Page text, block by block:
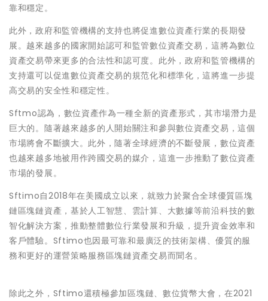
靠和穩定。
此外，政府和監管機構的支持也將促進數位資產行業的長期發
展。越來越多的國家開始認可和監管數位資產交易，這將為數位
資產交易帶來更多的合法性和認可度。此外，政府和監管機構的
支持還可以促進數位資產交易的規范化和標準化，這將進一步提
高交易的安全性和穩定性。
Sftmo認為，數位資產作為一種全新的資產形式，其市場潛力是
巨大的。隨著越來越多的人開始關注和參與數位資產交易，這個
市場將會不斷擴大。此外，隨著全球經濟的不斷發展，數位資產
也越來越多地被用作跨國交易的媒介，這進一步推動了數位資產
市場的發展。
Sftimo自2018年在美國成立以來，就致力於聚合全球優質區塊
鏈區塊鏈資產，基於人工智慧、雲計算、大數據等前沿科技的數
智化解決方案，推動整體數位行業發展和升級，提升資金效率和
客戶體驗。Sftimo也因最可靠和最廣泛的技術架構、優質的服
務和更好的運營策略服務區塊鏈資產交易而聞名。
除此之外，Sftimo還積極參加區塊鏈、數位貨幣大會，在2021